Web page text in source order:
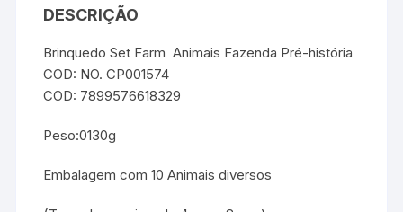
DESCRIÇÃO
Brinquedo Set Farm Animais Fazenda Pré-história
COD: NO. CP001574
COD: 7899576618329
Peso:0130g
Embalagem com 10 Animais diversos